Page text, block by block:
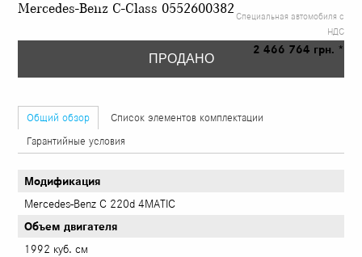
Mercedes-Benz C-Class 0552600382 Специальная автомобиля с
НДС
2 466 764 грн. *
ПРОДАНО
Общий обзор
Список элементов комплектации
Гарантийные условия
Модификация
Mercedes-Benz C 220d 4MATIC
Объем двигателя
1992 куб. см